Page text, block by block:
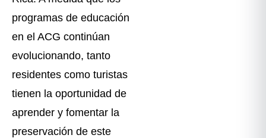
programas de educación
en el ACG continúan
evolucionando, tanto
residentes como turistas
tienen la oportunidad de
aprender y fomentar la
preservación de este